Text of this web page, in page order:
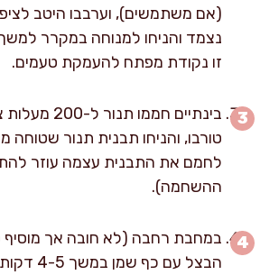
(אם משתמשים), וערבבו היטב
נצמד והניחו למנוחה במקרר
זו נקודת מפתח להעמקת טעמים.
בינתיים חממו
טורבו, והניחו תבנית תנור
לחמם את התבנית עצמה עוזר
ההשחמה).
במחבת רחבה (לא חובה אך מוסיף
הבצל עם